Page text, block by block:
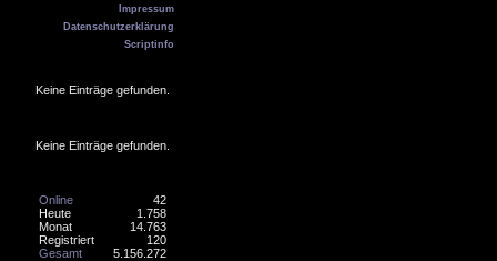
Impressum
Datenschutzerklärung
Scriptinfo
Keine Einträge gefunden.
Keine Einträge gefunden.
42
Online
1.758
Heute
14.763
Monat
120
Registriert
5.156.272
Gesamt